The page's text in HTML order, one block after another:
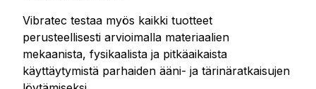
Vibratec testaa myös kaikki tuotteet
perusteellisesti arvioimalla materiaalien
mekaanista, fysikaalista ja pitkäaikaista
käyttäytymistä parhaiden ääni- ja tärinäratkaisujen